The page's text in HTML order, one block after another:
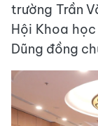
trường Trần
Hội Khoa
Dũng đồng